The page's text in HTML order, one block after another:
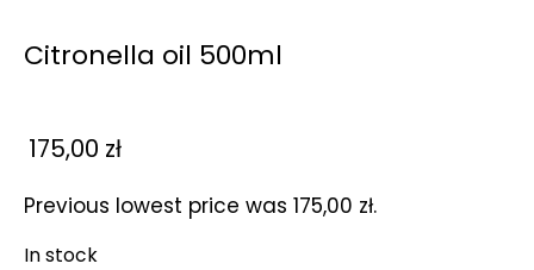
Citronella oil 500ml
175,00 zł
Previous lowest price was 175,00 zł.
In stock